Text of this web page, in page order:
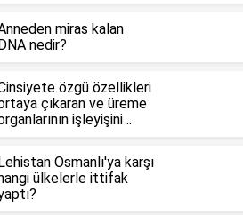
miras kalan
DNA nedir?
özgü özellikleri
çıkaran ve üreme
işleyişini ..
Lehistan Osmanlı'ya karşı
hangi ülkelerle ittifak